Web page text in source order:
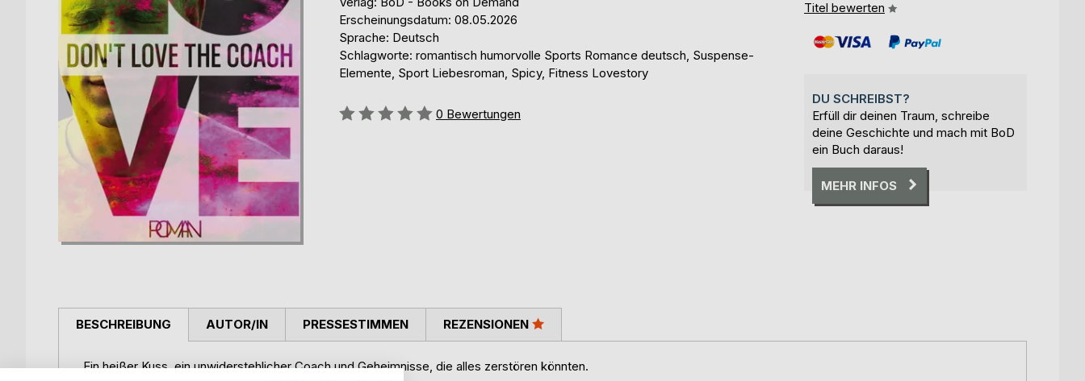
Erscheinungsdatum: 08.05.2026
Sprache: Deutsch
Schlagworte: romantisch humorvolle Sports Romance deutsch, Suspense-
Elemente, Sport Liebesroman, Spicy, Fitness Lovestory
Bewertung::
0 Bewertungen
Titel bewerten
DU SCHREIBST?
Erfüll dir deinen Traum, schreibe
deine Geschichte und mach mit BoD
ein Buch daraus!
MEHR INFOS
BESCHREIBUNG
Ein heißer Kuss, ein unwiderstehlicher Coach und Geheimnisse, die alles zerstören könnten.
AUTOR/IN PRESSESTIMMEN REZENSIONEN